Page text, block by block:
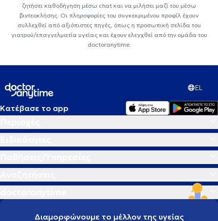
ζητήσει καθοδήγηση μέσω chat και να μιλήσει μαζί του μέσω
βιντεοκλήσης. Οι πληροφορίες του συγκεκριμένου προφίλ έχουν
συλλεχθεί από αξιόπιστες πηγές, όπως η προσωπική σελίδα του
γιατρού/επαγγελματία υγείας και έχουν ελεγχθεί από την ομάδα του
doctoranytime.
EL
Κατέβασε το app
Διαμορφώνουμε το μέλλον της υγείας